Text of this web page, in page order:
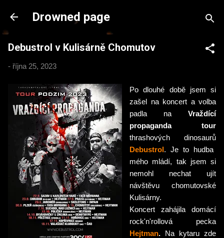
Přeskočit na hlavní obsah
Drowned page
Debustrol v Kulisárně Chomutov
- října 25, 2023
Po dlouhé době jsem si
zašel na koncert a volba
padla na Vraždící
propaganda tour
thrashových dinosaurů
Debustrol. Je to hudba
mého mládí, tak jsem si
nemohl nechat ujít
návštěvu chomutovské
Kulisárny.
Koncert zahájila domácí
rock'n'rollová pecka
Hejtman. Na kytaru zde